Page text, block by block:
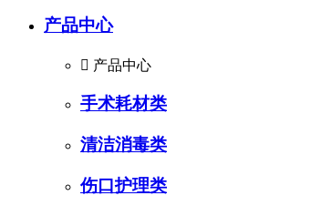
产品中心
 产品中心
手术耗材类
清洁消毒类
伤口护理类